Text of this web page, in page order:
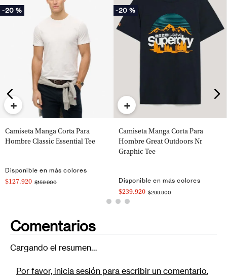
-20 %
+
Camiseta Manga Corta Para
Hombre Classic Essential Tee
Disponible en más colores
$127.920 $159.900
-20 %
+
Camiseta Manga Corta Para
Hombre Great Outdoors Nr
Graphic Tee
Disponible en más colores
$239.920 $299.900
Comentarios
Cargando el resumen…
Por favor, inicia sesión para escribir un comentario.